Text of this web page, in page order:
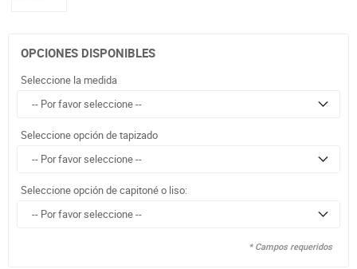
OPCIONES DISPONIBLES
Seleccione la medida
Seleccione opción de tapizado
Seleccione opción de capitoné o liso:
* Campos requeridos